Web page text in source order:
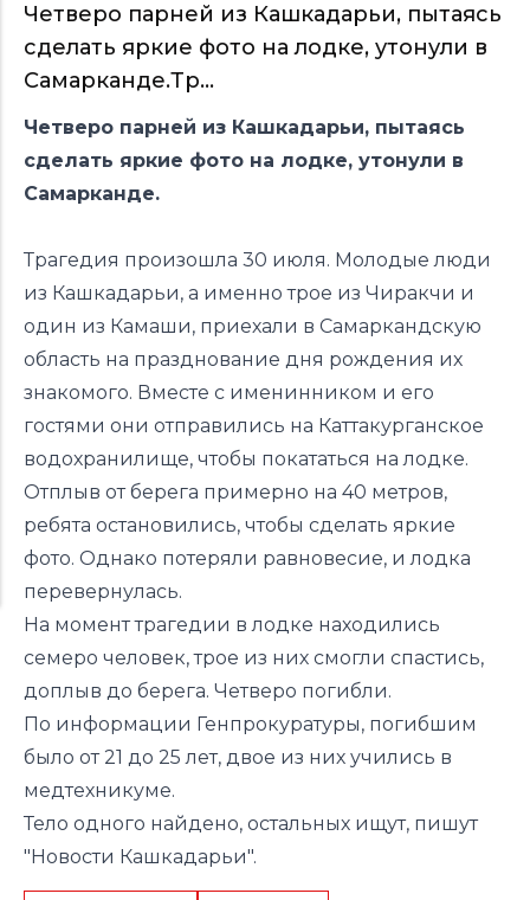
Четверо парней из Кашкадарьи, пытаясь
сделать яркие фото на лодке, утонули в
Самарканде.Тр...
Четверо парней из Кашкадарьи, пытаясь
сделать яркие фото на лодке, утонули в
Самарканде.
Трагедия произошла 30 июля. Молодые люди
из Кашкадарьи, а именно трое из Чиракчи и
один из Камаши, приехали в Самаркандскую
область на празднование дня рождения их
знакомого. Вместе с именинником и его
гостями они отправились на Каттакурганское
водохранилище, чтобы покататься на лодке.
Отплыв от берега примерно на 40 метров,
ребята остановились, чтобы сделать яркие
фото. Однако потеряли равновесие, и лодка
перевернулась.
На момент трагедии в лодке находились
семеро человек, трое из них смогли спастись,
доплыв до берега. Четверо погибли.
По информации Генпрокуратуры, погибшим
было от 21 до 25 лет, двое из них учились в
медтехникуме.
Тело одного найдено, остальных ищут, пишут
"Новости Кашкадарьи".